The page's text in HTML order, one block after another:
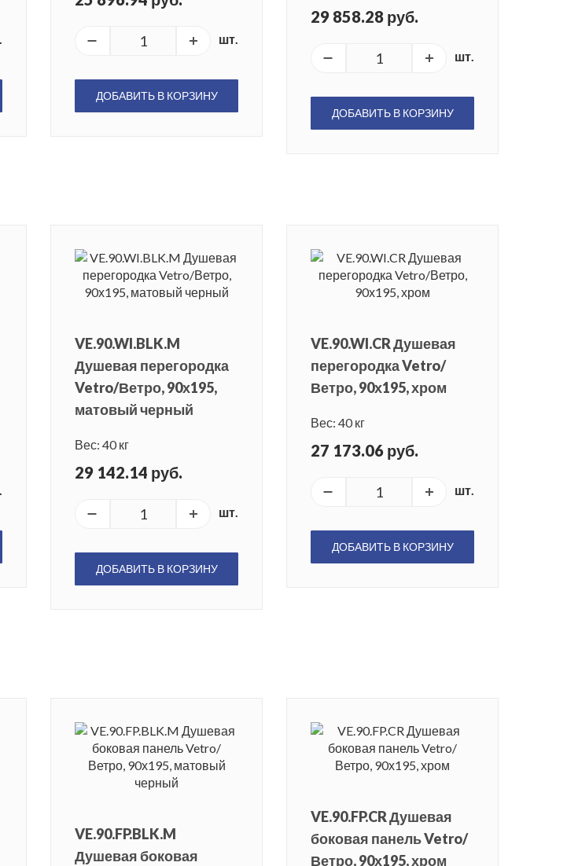
шт.
ДОБАВИТЬ В КОРЗИНУ
29 858.28 руб.
шт.
ДОБАВИТЬ В КОРЗИНУ
VE.90.WI.BLK.M
Душевая перегородка
Vetro/Ветро, 90х195,
матовый черный
Вес: 40 кг
29 142.14 руб.
шт.
ДОБАВИТЬ В КОРЗИНУ
VE.90.WI.CR Душевая
перегородка Vetro/
Ветро, 90х195, хром
Вес: 40 кг
27 173.06 руб.
шт.
ДОБАВИТЬ В КОРЗИНУ
VE.90.FP.BLK.M
Душевая боковая
VE.90.FP.CR Душевая
боковая панель Vetro/
Ветро, 90х195, хром